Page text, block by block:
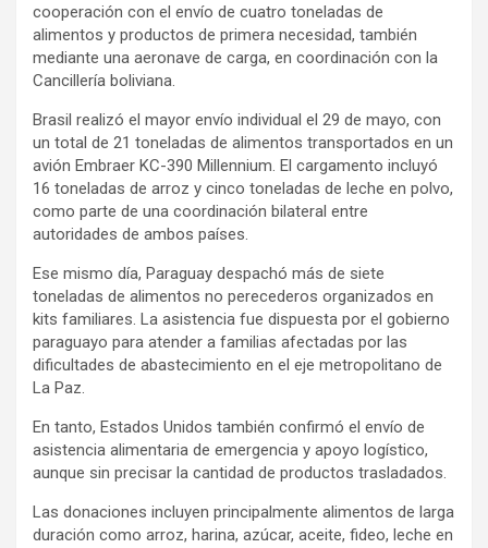
cooperación con el envío de cuatro toneladas de
alimentos y productos de primera necesidad, también
mediante una aeronave de carga, en coordinación con la
Cancillería boliviana.
Brasil realizó el mayor envío individual el 29 de mayo, con
un total de 21 toneladas de alimentos transportados en un
avión Embraer KC-390 Millennium. El cargamento incluyó
16 toneladas de arroz y cinco toneladas de leche en polvo,
como parte de una coordinación bilateral entre
autoridades de ambos países.
Ese mismo día, Paraguay despachó más de siete
toneladas de alimentos no perecederos organizados en
kits familiares. La asistencia fue dispuesta por el gobierno
paraguayo para atender a familias afectadas por las
dificultades de abastecimiento en el eje metropolitano de
La Paz.
En tanto, Estados Unidos también confirmó el envío de
asistencia alimentaria de emergencia y apoyo logístico,
aunque sin precisar la cantidad de productos trasladados.
Las donaciones incluyen principalmente alimentos de larga
duración como arroz, harina, azúcar, aceite, fideo, leche en